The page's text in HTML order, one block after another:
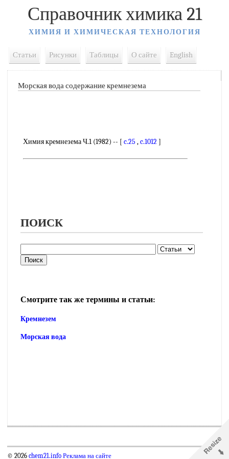
Справочник химика 21
ХИМИЯ И ХИМИЧЕСКАЯ ТЕХНОЛОГИЯ
Статьи Рисунки Таблицы О сайте English
Морская вода содержание кремнезема
Химия кремнезема Ч.1 (1982) -- [ c.25 ,c.1012]
ПОИСК
Смотрите так же термины и статьи:
Кремнезем
Морская вода
© 2026 chem21.info Реклама на сайте